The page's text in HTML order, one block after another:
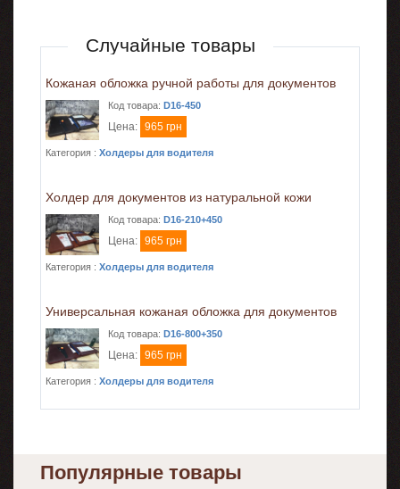
Случайные товары
Кожаная обложка ручной работы для документов
Код товара: D16-450
Цена: 965 грн
Категория : Холдеры для водителя
Холдер для документов из натуральной кожи
Код товара: D16-210+450
Цена: 965 грн
Категория : Холдеры для водителя
Универсальная кожаная обложка для документов
Код товара: D16-800+350
Цена: 965 грн
Категория : Холдеры для водителя
Популярные товары